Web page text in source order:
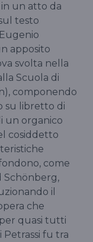
in un atto da
testo
apposito
svolta nella
Scuola di
componendo
su libretto di
un organico
cosiddetto
come
Schönberg,
il
che
quasi tutti
fu tra